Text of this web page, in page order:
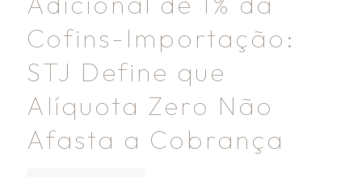
Cofins-Importação:
STJ Define que
Alíquota Zero Não
Afasta a Cobrança